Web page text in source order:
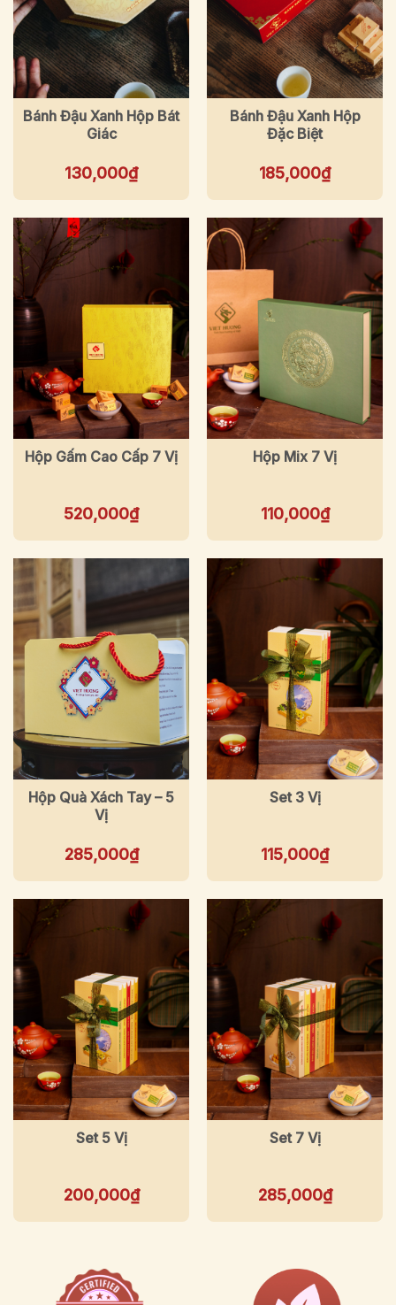
Bánh Đậu Xanh Hộp Bát
Giác
130,000₫
Bánh Đậu Xanh Hộp
Đặc Biệt
185,000₫
Hộp Gấm Cao Cấp 7 Vị
520,000₫
Hộp Mix 7 Vị
110,000₫
Hộp Quà Xách Tay – 5
Vị
285,000₫
Set 3 Vị
115,000₫
Set 5 Vị
200,000₫
Set 7 Vị
285,000₫